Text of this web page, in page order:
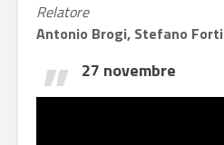
Relatore
Antonio Brogi, Stefano Forti
27 novembre